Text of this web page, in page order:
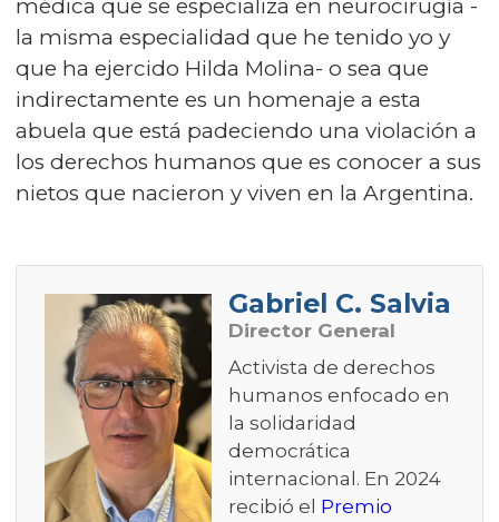
médica que se especializa en neurocirugía -
la misma especialidad que he tenido yo y
que ha ejercido Hilda Molina- o sea que
indirectamente es un homenaje a esta
abuela que está padeciendo una violación a
los derechos humanos que es conocer a sus
nietos que nacieron y viven en la Argentina.
Gabriel C. Salvia
Director General
Activista de derechos
humanos enfocado en
la solidaridad
democrática
internacional. En 2024
recibió el Premio